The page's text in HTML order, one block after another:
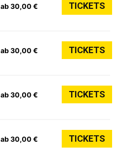
ab 30,00 € TICKETS
ab 30,00 € TICKETS
ab 30,00 € TICKETS
ab 30,00 € TICKETS